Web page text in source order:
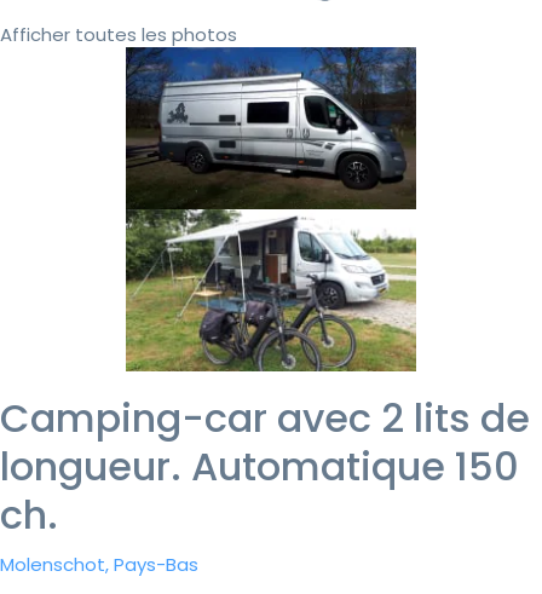
Afficher toutes les photos
Camping-car avec 2 lits de
longueur. Automatique 150
ch.
Molenschot, Pays-Bas